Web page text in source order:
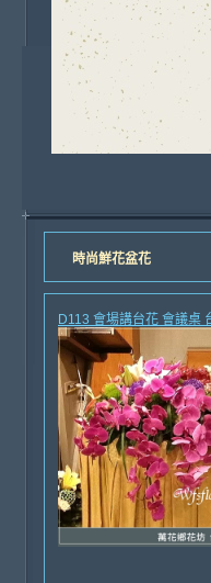
時尚鮮花盆花
D113 會場講台花 會議桌